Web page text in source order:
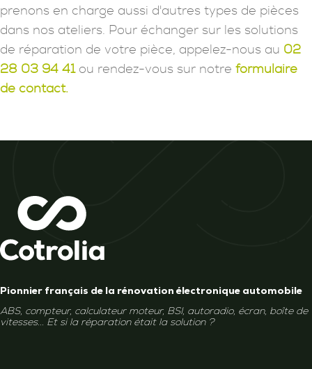
prenons en charge aussi d'autres types de pièces
dans nos ateliers. Pour échanger sur les solutions
de réparation de votre pièce, appelez-nous au 02
28 03 94 41ou rendez-vous sur notre formulaire
de contact.
Pionnier français de la rénovation électronique automobile
ABS, compteur, calculateur moteur, BSI, autoradio, écran, boîte de
vitesses... Et si la réparation était la solution ?